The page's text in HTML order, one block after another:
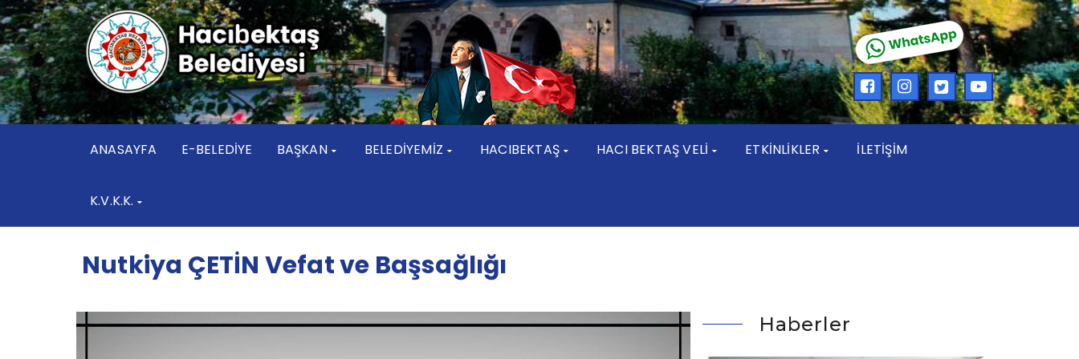
ANASAYFA E-BELEDİYE BAŞKAN BELEDİYEMİZ HACIBEKTAŞ HACI BEKTAŞ VELİ ETKİNLİKLER İLETİŞİM
K.V.K.K.
Nutkiya ÇETİN Vefat ve Başsağlığı
Haberler